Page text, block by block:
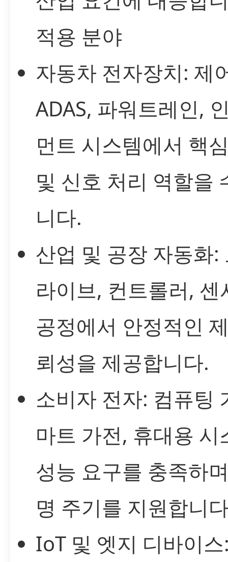
적용 분야
자동차 전자장치: 제
ADAS, 파워트레인,
먼트 시스템에서 핵
및 신호 처리 역할을
니다.
산업 및 공장 자동화:
라이브, 컨트롤러, 센
공정에서 안정적인
뢰성을 제공합니다.
소비자 전자: 컴퓨팅
마트 가전, 휴대용 시
성능 요구를 충족하
명 주기를 지원합니
IoT 및 엣지 디바이